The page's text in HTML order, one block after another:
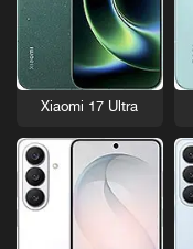
Xiaomi 17 Ultra